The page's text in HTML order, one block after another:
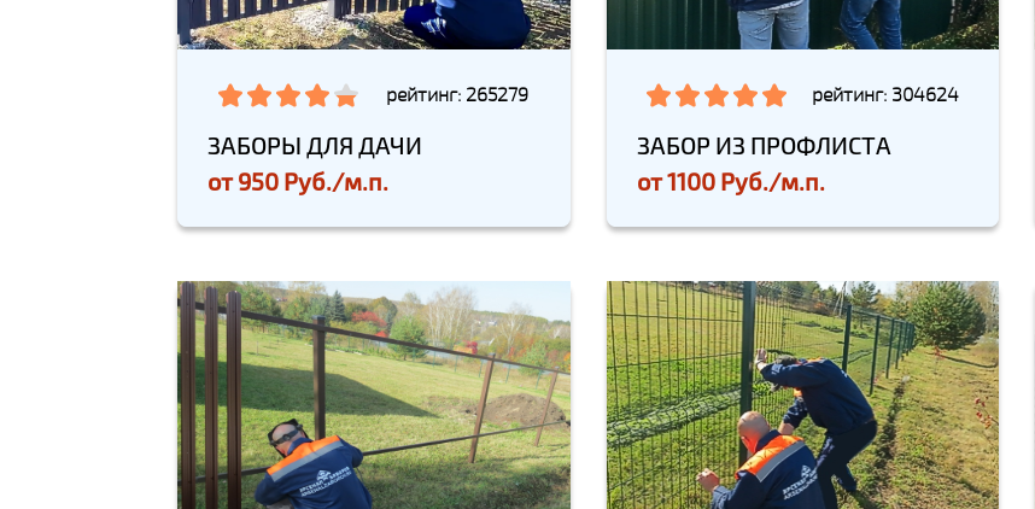
рейтинг: 265279
ЗАБОРЫ ДЛЯ ДАЧИ
от950 Руб./м.п.
рейтинг: 304624
ЗАБОР ИЗ ПРОФЛИСТА
от1100 Руб./м.п.